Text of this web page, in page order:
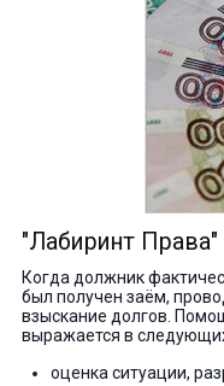
"Лабиринт
Когда должник
был получен заём,
взыскание долгов.
выражается в
оценка ситуации,